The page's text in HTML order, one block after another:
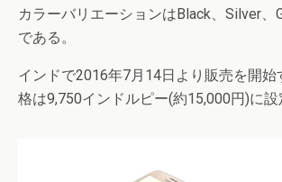
カラーバリエーションはBlack、Silver、
である。
インドで2016年7月14日より販売を開始
格は9,750インドルピー(約15,000円)に設